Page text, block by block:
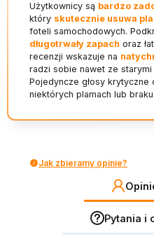
Użytkownicy są bardzo
który skutecznie usuwa
foteli samochodowych.
długotrwały zapach oraz
recenzji wskazuje na
radzi sobie nawet ze
Pojedyncze głosy
niektórych plamach lub braku
Jak zbieramy opinie?
Pytania i